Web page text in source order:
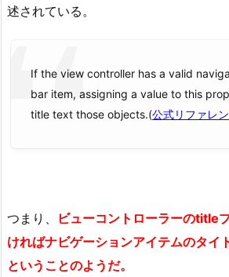
述されている。
If the view controller has a valid
bar item, assigning a value to this
title text those objects.(公式リファレ
つまり、
ビューコントローラーのtitle
ければナビゲーションアイテムのタイ
ということのようだ。